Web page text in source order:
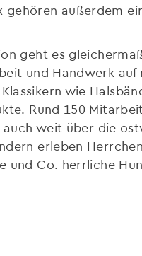
gehören außerdem
geht es
und Handwerk
wie
Rund 150
weit über die
erleben
und Co. herrliche